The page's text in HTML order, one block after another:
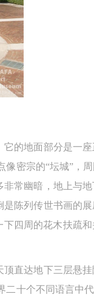
的地面部分是一
像密宗的“坛城”，
常幽暗，地上与
陈列传世书画的
四周的花木扶疏和
直达地下三层悬
十个不同语言中
参
及
进
活
参
及
进
活
参
及
进
活